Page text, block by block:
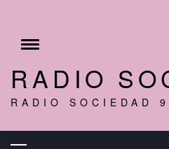
contenido
Cambiar
RADIO
RADIO SOCIEDAD